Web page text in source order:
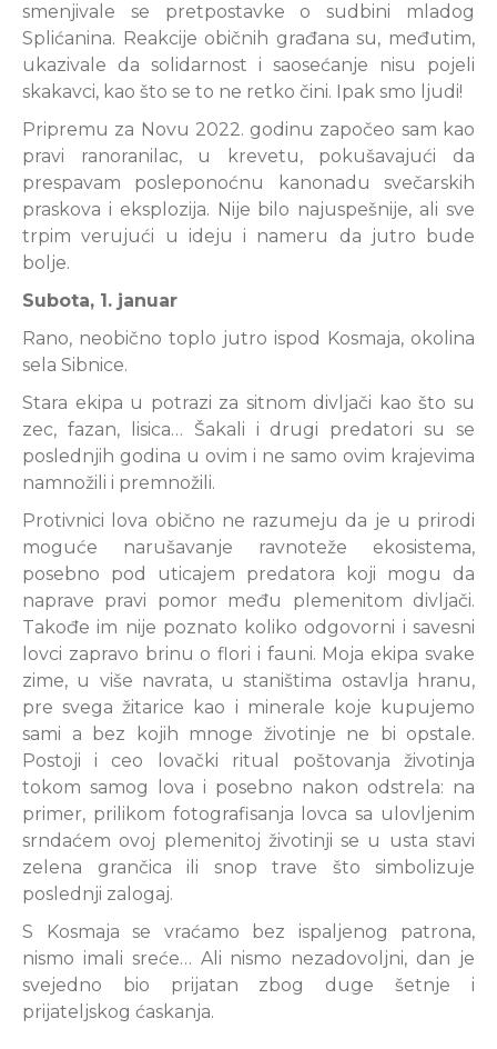
smenjivale se pretpostavke o sudbini mladog
Splićanina. Reakcije običnih građana su, međutim,
ukazivale da solidarnost i saosećanje nisu pojeli
skakavci, kao što se to ne retko čini. Ipak smo ljudi!
Pripremu za Novu 2022. godinu započeo sam kao
pravi ranoranilac, u krevetu, pokušavajući da
prespavam posleponoćnu kanonadu svečarskih
praskova i eksplozija. Nije bilo najuspešnije, ali sve
trpim verujući u ideju i nameru da jutro bude
bolje.
Subota, 1. januar
Rano, neobično toplo jutro ispod Kosmaja, okolina
sela Sibnice.
Stara ekipa u potrazi za sitnom divljači kao što su
zec, fazan, lisica… Šakali i drugi predatori su se
poslednjih godina u ovim i ne samo ovim krajevima
namnožili i premnožili.
Protivnici lova obično ne razumeju da je u prirodi
moguće narušavanje ravnoteže ekosistema,
posebno pod uticajem predatora koji mogu da
naprave pravi pomor među plemenitom divljači.
Takođe im nije poznato koliko odgovorni i savesni
lovci zapravo brinu o flori i fauni. Moja ekipa svake
zime, u više navrata, u staništima ostavlja hranu,
pre svega žitarice kao i minerale koje kupujemo
sami a bez kojih mnoge životinje ne bi opstale.
Postoji i ceo lovački ritual poštovanja životinja
tokom samog lova i posebno nakon odstrela: na
primer, prilikom fotografisanja lovca sa ulovljenim
srndaćem ovoj plemenitoj životinji se u usta stavi
zelena grančica ili snop trave što simbolizuje
poslednji zalogaj.
S Kosmaja se vraćamo bez ispaljenog patrona,
nismo imali sreće… Ali nismo nezadovoljni, dan je
svejedno bio prijatan zbog duge šetnje i
prijateljskog ćaskanja.